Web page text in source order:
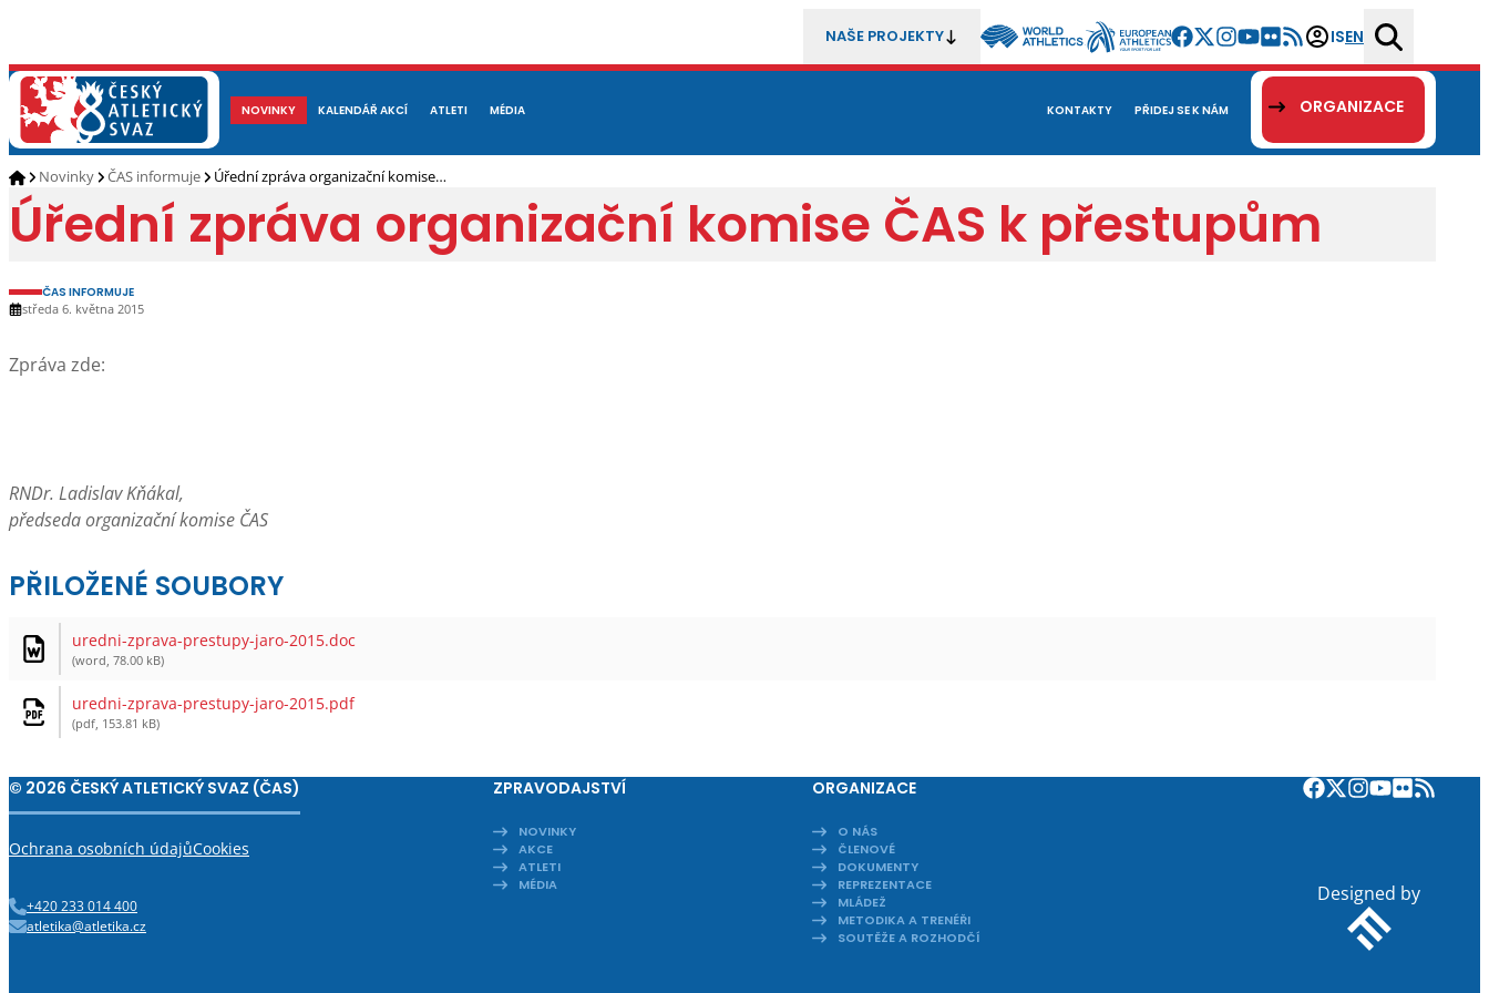
NAŠE PROJEKTY ISEN
NOVINKY KALENDÁŘ AKCÍ ATLETI MÉDIA
O NÁS ČLENOVÉ DOKUMENTY REPREZENTACE KONTAKTY PŘIDEJ SE K NÁM ORGANIZACE
Novinky ČAS informuje Úřední zpráva organizační komise…
Úřední zpráva organizační komise ČAS k přestupům
ČAS INFORMUJE
středa 6. května 2015
Zpráva zde:
RNDr. Ladislav Kňákal,
předseda organizační komise ČAS
PŘILOŽENÉ SOUBORY
uredni-zprava-prestupy-jaro-2015.doc
(word, 78.00 kB)
uredni-zprava-prestupy-jaro-2015.pdf
(pdf, 153.81 kB)
© 2026 ČESKÝ ATLETICKÝ SVAZ (ČAS)
Ochrana osobních údajůCookies
+420 233 014 400
atletika@atletika.cz
ZPRAVODAJSTVÍ
NOVINKY
AKCE
ATLETI
MÉDIA
ORGANIZACE
O NÁS
ČLENOVÉ
DOKUMENTY
REPREZENTACE
MLÁDEŽ
METODIKA A TRENÉŘI
SOUTĚŽE A ROZHODČÍ
Designed by